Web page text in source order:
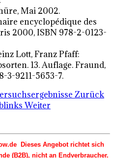
Mai 2002.
encyclopédique des
2000, ISBN 978-2-0123-
Lott, Franz Pfaff:
13. Auflage. Fraund,
3-9211-5653-7.
Zurück
Weiter
Dieses Angebot richtet sich
(B2B), nicht an Endverbraucher.